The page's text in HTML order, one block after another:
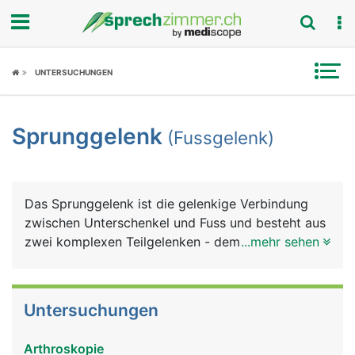
Fokus
Symptome
News
Rubriken
UNTERSUCHUNGEN
Sprunggelenk (Fussgelenk)
Das Sprunggelenk ist die gelenkige Verbindung
zwischen Unterschenkel und Fuss und besteht aus
zwei komplexen Teilgelenken - dem oberen und
gut sicht- und tastbar. Das untere Sprunggelenk
...mehr sehen
Untersuchungen
Arthroskopie